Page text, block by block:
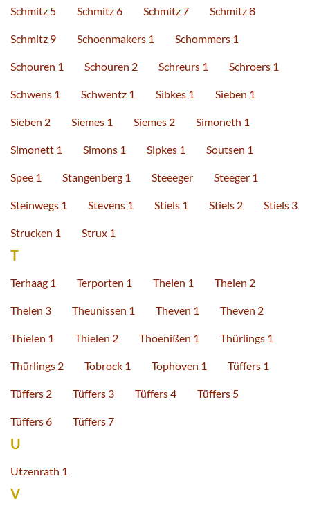
Schmitz 5 Schmitz 6 Schmitz 7 Schmitz 8
Schmitz 9 Schoenmakers 1 Schommers 1
Schouren 1 Schouren 2 Schreurs 1 Schroers 1
Schwens 1 Schwentz 1 Sibkes 1 Sieben 1
Sieben 2 Siemes 1 Siemes 2 Simoneth 1
Simonett 1 Simons 1 Sipkes 1 Soutsen 1
Spee 1 Stangenberg 1 Steeeger Steeger 1
Steinwegs 1 Stevens 1 Stiels 1 Stiels 2 Stiels 3
Strucken 1 Strux 1
T
Terhaag 1 Terporten 1 Thelen 1 Thelen 2
Thelen 3 Theunissen 1 Theven 1 Theven 2
Thielen 1 Thielen 2 Thoenißen 1 Thürlings 1
Thürlings 2 Tobrock 1 Tophoven 1 Tüffers 1
Tüffers 2 Tüffers 3 Tüffers 4 Tüffers 5
Tüffers 6 Tüffers 7
U
Utzenrath 1
V